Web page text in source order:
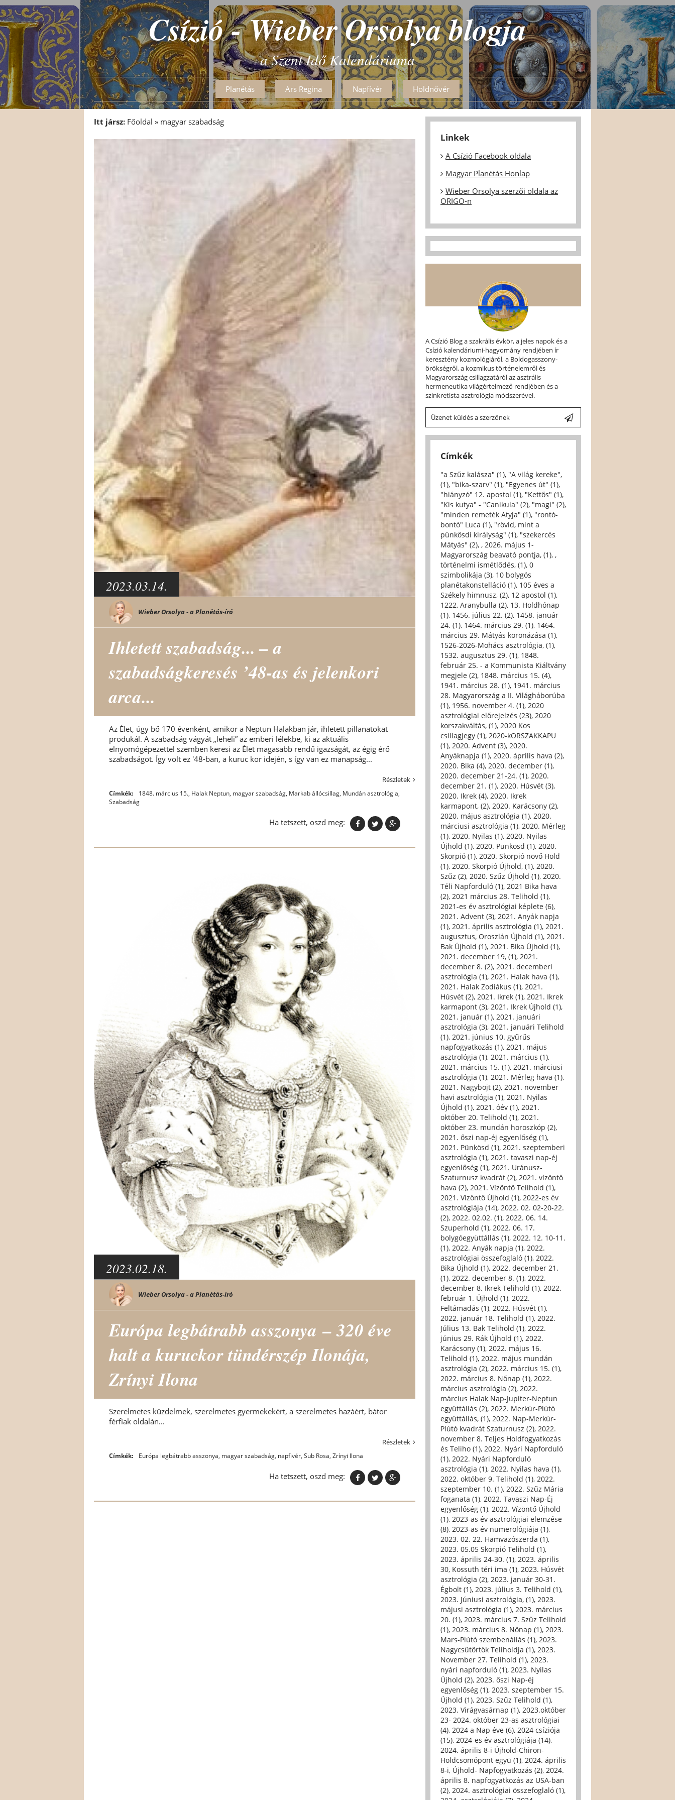
Csízió - Wieber Orsolya blogja
a Szent Idő Kalendáriuma
Planétás Ars Regina Napfívér Holdnővér
Itt jársz: Főoldal » magyar szabadság
2023.03.14.
Wieber Orsolya - a Planétás-író
Ihletett szabadság... – a
szabadságkeresés ’48-as és jelenkori
arca...
Az Élet, úgy bő 170 évenként, amikor a Neptun Halakban jár, ihletett pillanatokat
produkál. A szabadság vágyát „leheli” az emberi lélekbe, ki az aktuális
elnyomógépezettel szemben keresi az Élet magasabb rendű igazságát, az égig érő
szabadságot. Így volt ez '48-ban, a kuruc kor idején, s így van ez manapság...
Részletek
Címkék: 1848. március 15., Halak Neptun, magyar szabadság, Markab állócsillag, Mundán asztrológia,
Szabadság
Ha tetszett, oszd meg:
2023.02.18.
Wieber Orsolya - a Planétás-író
Európa legbátrabb asszonya – 320 éve
halt a kuruckor tündérszép Ilonája,
Zrínyi Ilona
Szerelmetes küzdelmek, szerelmetes gyermekekért, a szerelmetes hazáért, bátor
férfiak oldalán...
Részletek
Címkék: Európa legbátrabb asszonya, magyar szabadság, napfivér, Sub Rosa, Zrínyi Ilona
Ha tetszett, oszd meg:
Linkek
A Csízió Facebook oldala
Magyar Planétás Honlap
Wieber Orsolya szerzői oldala az
ORIGO-n
A Csízió Blog a szakrális évkör, a jeles napok és a
Csízió kalendáriumi-hagyomány rendjében ír
keresztény kozmológiáról, a Boldogasszony-
örökségről, a kozmikus történelemről és
Magyarország csillagzatáról az asztrális
hermeneutika világértelmező rendjében és a
szinkretista asztrológia módszerével.
Üzenet küldés a szerzőnek
Címkék
"a Szűz kalásza" (1), "A világ kereke",
(1), "bika-szarv" (1), "Egyenes út" (1),
"hiányzó" 12. apostol (1), "Kettős" (1),
"Kis kutya" - "Canikula" (2), "magi" (2),
"minden remeték Atyja" (1), "rontó-
bontó" Luca (1), "rövid, mint a
pünkösdi királyság" (1), "szekercés
Mátyás" (2), , 2026. május 1-
Magyarország beavató pontja, (1), ,
történelmi ismétlődés, (1), 0
szimbolikája (3), 10 bolygós
planétakonstelláció (1), 105 éves a
Székely himnusz, (2), 12 apostol (1),
1222, Aranybulla (2), 13. Holdhónap
(1), 1456. július 22. (2), 1458. január
24. (1), 1464. március 29. (1), 1464.
március 29. Mátyás koronázása (1),
1526-2026-Mohács asztrológia, (1),
1532. augusztus 29. (1), 1848.
február 25. - a Kommunista Kiáltvány
megjele (2), 1848. március 15. (4),
1941. március 28. (1), 1941. március
28. Magyarország a II. Világháborúba
(1), 1956. november 4. (1), 2020
asztrológiai előrejelzés (23), 2020
korszakváltás, (1), 2020 Kos
csillagjegy (1), 2020-kORSZAKKAPU
(1), 2020. Advent (3), 2020.
Anyáknapja (1), 2020. április hava (2),
2020. Bika (4), 2020. december (1),
2020. december 21-24. (1), 2020.
december 21. (1), 2020. Húsvét (3),
2020. Ikrek (4), 2020. Ikrek
karmapont, (2), 2020. Karácsony (2),
2020. május asztrológia (1), 2020.
márciusi asztrológia (1), 2020. Mérleg
(1), 2020. Nyilas (1), 2020. Nyilas
Újhold (1), 2020. Pünkösd (1), 2020.
Skorpió (1), 2020. Skorpió növő Hold
(1), 2020. Skorpió Újhold, (1), 2020.
Szűz (2), 2020. Szűz Újhold (1), 2020.
Téli Napforduló (1), 2021 Bika hava
(2), 2021 március 28. Telihold (1),
2021-es év asztrológiai képlete (6),
2021. Advent (3), 2021. Anyák napja
(1), 2021. április asztrológia (1), 2021.
augusztus, Oroszlán Újhold (1), 2021.
Bak Újhold (1), 2021. Bika Újhold (1),
2021. december 19, (1), 2021.
december 8. (2), 2021. decemberi
asztrológia (1), 2021. Halak hava (1),
2021. Halak Zodiákus (1), 2021.
Húsvét (2), 2021. Ikrek (1), 2021. Ikrek
karmapont (3), 2021. Ikrek Újhold (1),
2021. január (1), 2021. januári
asztrológia (3), 2021. januári Telihold
(1), 2021. június 10. gyűrűs
napfogyatkozás (1), 2021. május
asztrológia (1), 2021. március (1),
2021. március 15. (1), 2021. márciusi
asztrológia (1), 2021. Mérleg hava (1),
2021. Nagyböjt (2), 2021. november
havi asztrológia (1), 2021. Nyilas
Újhold (1), 2021. óév (1), 2021.
október 20. Telihold (1), 2021.
október 23. mundán horoszkóp (2),
2021. őszi nap-éj egyenlőség (1),
2021. Pünkösd (1), 2021. szeptemberi
asztrológia (1), 2021. tavaszi nap-éj
egyenlőség (1), 2021. Uránusz-
Szaturnusz kvadrát (2), 2021. vízöntő
hava (2), 2021. Vízöntő Telihold (1),
2021. Vízöntő Újhold (1), 2022-es év
asztrológiája (14), 2022. 02. 02-20-22.
(2), 2022. 02.02. (1), 2022. 06. 14.
Szuperhold (1), 2022. 06. 17.
bolygóegyüttállás (1), 2022. 12. 10-11.
(1), 2022. Anyák napja (1), 2022.
asztrológiai összefoglaló (1), 2022.
Bika Újhold (1), 2022. december 21.
(1), 2022. december 8. (1), 2022.
december 8. Ikrek Telihold (1), 2022.
február 1. Újhold (1), 2022.
Feltámadás (1), 2022. Húsvét (1),
2022. január 18. Telihold (1), 2022.
Július 13. Bak Telihold (1), 2022.
június 29. Rák Újhold (1), 2022.
Karácsony (1), 2022. május 16.
Telihold (1), 2022. május mundán
asztrológia (2), 2022. március 15. (1),
2022. március 8. Nőnap (1), 2022.
március asztrológia (2), 2022.
március Halak Nap-Jupiter-Neptun
együttállás (2), 2022. Merkúr-Plútó
együttállás, (1), 2022. Nap-Merkúr-
Plútó kvadrát Szaturnusz (2), 2022.
november 8. Teljes Holdfogyatkozás
és Teliho (1), 2022. Nyári Napforduló
(1), 2022. Nyári Napforduló
asztrológia (1), 2022. Nyilas hava (1),
2022. október 9. Telihold (1), 2022.
szeptember 10. (1), 2022. Szűz Mária
foganata (1), 2022. Tavaszi Nap-Éj
egyenlőség (1), 2022. Vízöntő Újhold
(1), 2023-as év asztrológiai elemzése
(8), 2023-as év numerológiája (1),
2023. 02. 22. Hamvazószerda (1),
2023. 05.05 Skorpió Telihold (1),
2023. április 24-30. (1), 2023. április
30, Kossuth téri ima (1), 2023. Húsvét
asztrológia (2), 2023. január 30-31.
Égbolt (1), 2023. július 3. Telihold (1),
2023. Júniusi asztrológia, (1), 2023.
májusi asztrológia (1), 2023. március
20. (1), 2023. március 7. Szűz Telihold
(1), 2023. március 8. Nőnap (1), 2023.
Mars-Plútó szembenállás (1), 2023.
Nagycsütörtök Teliholdja (1), 2023.
November 27. Telihold (1), 2023.
nyári napforduló (1), 2023. Nyilas
Újhold (2), 2023. őszi Nap-éj
egyenlőség (1), 2023. szeptember 15.
Újhold (1), 2023. Szűz Telihold (1),
2023. Virágvasárnap (1), 2023.október
23- 2024. október 23-as asztrológiai
(4), 2024 a Nap éve (6), 2024 csíziója
(15), 2024-es év asztrológiája (14),
2024. április 8-i Újhold-Chiron-
Holdcsomópont együ (1), 2024. április
8-i, Újhold- Napfogyatkozás (2), 2024.
április 8. napfogyatkozás az USA-ban
(2), 2024. asztrológiai összefoglaló (1),